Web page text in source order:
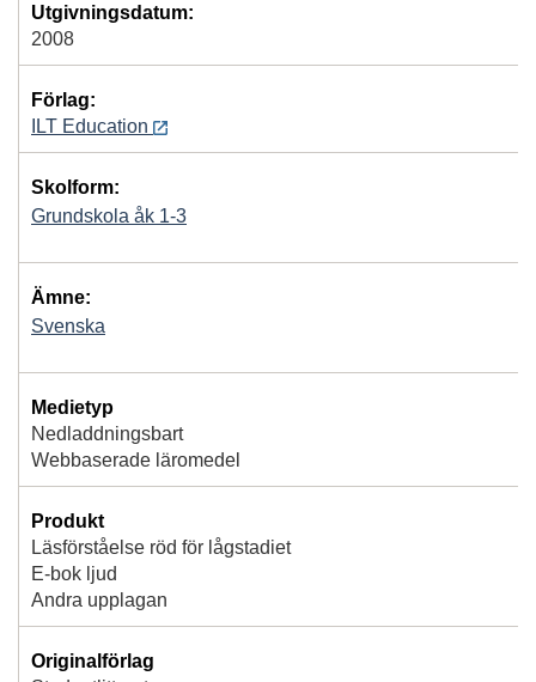
Utgivningsdatum:
2008
Förlag:
ILT Education
Skolform:
Grundskola åk 1-3
Ämne:
Svenska
Medietyp
Nedladdningsbart
Webbaserade läromedel
Produkt
Läsförståelse röd för lågstadiet
E-bok ljud
Andra upplagan
Originalförlag